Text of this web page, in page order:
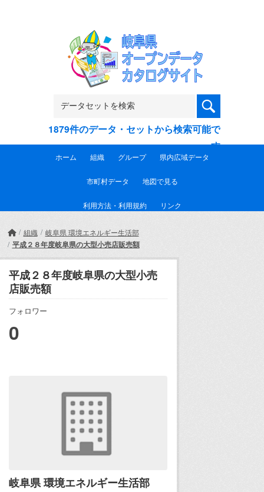
1879件のデータ・セットから検索可能で
す
ホーム 組織 グループ 県内広域データ
市町村データ 地図で見る
利用方法・利用規約 リンク
組織 岐阜県 環境エネルギー生活部
平成２８年度岐阜県の大型小売店販売額
平成２８年度岐阜県の大型小売
店販売額
フォロワー
0
岐阜県 環境エネルギー生活部